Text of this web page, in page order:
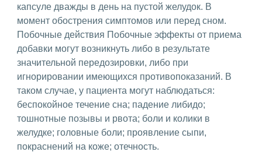
капсуле дважды в день на пустой желудок. В
момент обострения симптомов или перед сном.
Побочные действия Побочные эффекты от приема
добавки могут возникнуть либо в результате
значительной передозировки, либо при
игнорировании имеющихся противопоказаний. В
таком случае, у пациента могут наблюдаться:
беспокойное течение сна; падение либидо;
тошнотные позывы и рвота; боли и колики в
желудке; головные боли; проявление сыпи,
покраснений на коже; отечность.